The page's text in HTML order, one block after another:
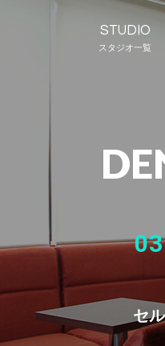
STUDIO
スタジオ一覧
セ